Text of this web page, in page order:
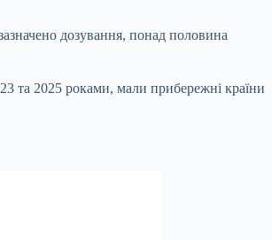
дозування, понад половина
та 2025 роками, мали прибережні країни